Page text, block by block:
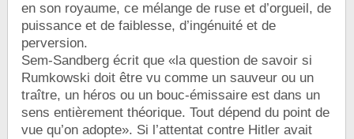
en son royaume, ce mélange de ruse et d’orgueil, de
puissance et de faiblesse, d’ingénuité et de
perversion.
Sem-Sandberg écrit que «la question de savoir si
Rumkowski doit être vu comme un sauveur ou un
traître, un héros ou un bouc-émissaire est dans un
sens entièrement théorique. Tout dépend du point de
vue qu’on adopte». Si l’attentat contre Hitler avait